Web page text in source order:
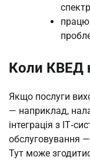
Коли КВЕД
Якщо послуги
— наприклад,
інтеграція з
обслуговування
Тут може